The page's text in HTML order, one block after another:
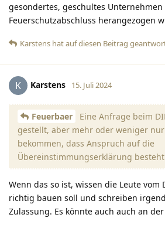
gesondertes, geschultes
Feuerschutzabschluss herangezogen
Karstens hatauf diesen Beitrag
K Karstens 15. Juli 2024
Feuerbaer
Eine Anfrage beim
gestellt, aber mehr oder weniger
bekommen, dass Anspruch auf die
Übereinstimmungserklärung
Wenn das so ist, wissen die Leute vom
richtig bauen soll und schreiben
Zulassung. Es könnte auch auch an